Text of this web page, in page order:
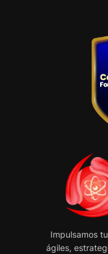
Impulsamos
ágiles,